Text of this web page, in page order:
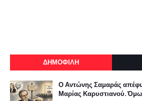
ΔΗΜΟΦΙΛΗ
Ο Αντώνης Σαμαράς
Μαρίας Καρυστιανού.